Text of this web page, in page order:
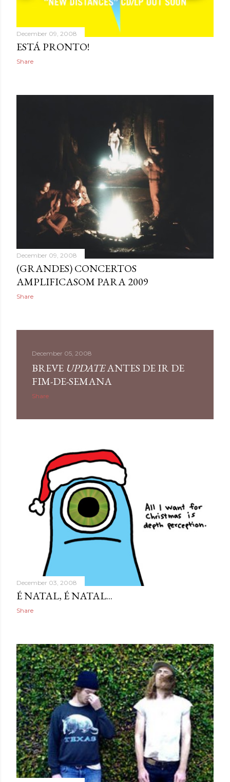
December 09, 2008
ESTÁ PRONTO!
Share
December 09, 2008
(GRANDES) CONCERTOS
AMPLIFICASOM PARA 2009
Share
December 05, 2008
BREVE UPDATEANTES DE IR DE
FIM-DE-SEMANA
Share
December 03, 2008
É NATAL, É NATAL...
Share